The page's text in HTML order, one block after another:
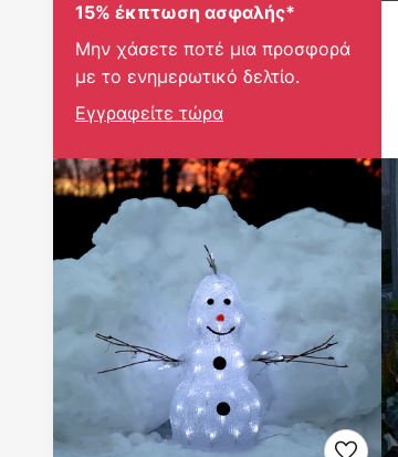
15% έκπτωση ασφαλής*
Μην χάσετε ποτέ μια προσφορά
με το ενημερωτικό δελτίο.
Εγγραφείτε τώρα